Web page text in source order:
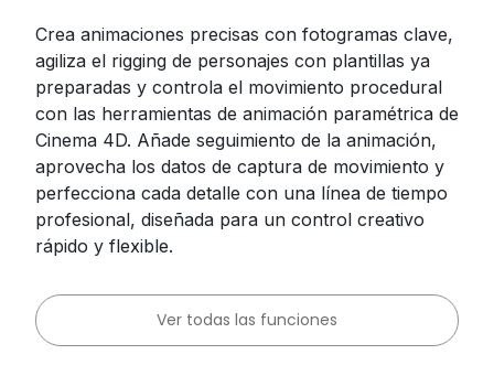
Crea animaciones precisas con fotogramas clave,
agiliza el rigging de personajes con plantillas ya
preparadas y controla el movimiento procedural
con las herramientas de animación paramétrica de
Cinema 4D. Añade seguimiento de la animación,
aprovecha los datos de captura de movimiento y
perfecciona cada detalle con una línea de tiempo
profesional, diseñada para un control creativo
rápido y flexible.
Ver todas las funciones